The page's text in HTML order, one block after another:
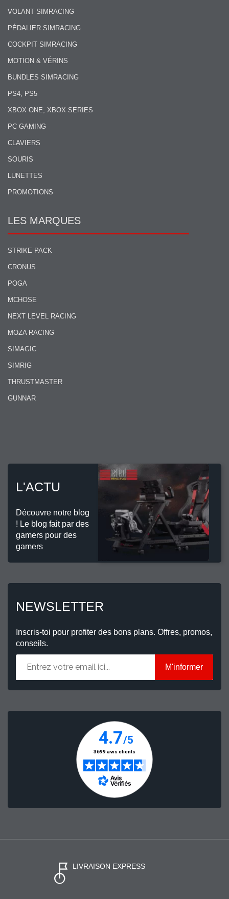
VOLANT SIMRACING
PÉDALIER SIMRACING
COCKPIT SIMRACING
MOTION & VÉRINS
BUNDLES SIMRACING
PS4, PS5
XBOX ONE, XBOX SERIES
PC GAMING
CLAVIERS
SOURIS
LUNETTES
PROMOTIONS
LES MARQUES
STRIKE PACK
CRONUS
POGA
MCHOSE
NEXT LEVEL RACING
MOZA RACING
SIMAGIC
SIMRIG
THRUSTMASTER
GUNNAR
L'ACTU
Découvre notre blog
! Le blog fait par des
gamers pour des
gamers
NEWSLETTER
Inscris-toi pour profiter des bons plans. Offres, promos,
conseils.
M'informer
LIVRAISON EXPRESS